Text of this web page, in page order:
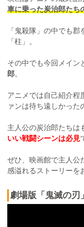
車に乗った炭治郎たち
「鬼殺隊」の中でも
「柱」。
その中でも今回メイン
郎。
アニメでは自己紹介程
ァンは待ち遠しかった
主人公の炭治郎たちは
いい戦闘シーンは必見
ぜひ、映画館で主人公
感溢れるストーリーを
劇場版「鬼滅の刃